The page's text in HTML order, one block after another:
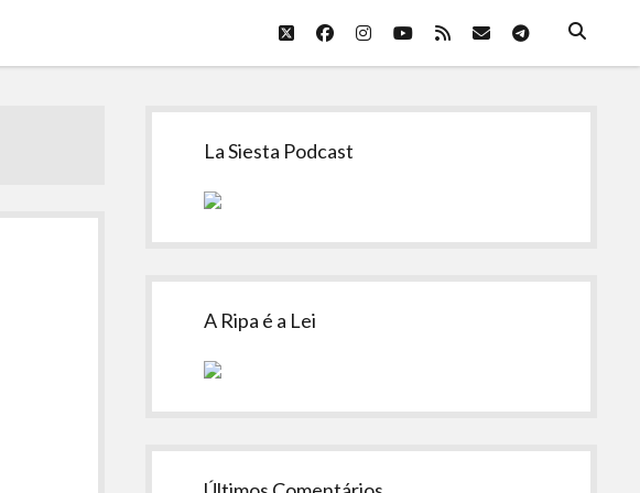
twitterfacebookinstagram
youtube
rss emailtelegram
Sidebar
La Siesta Podcast
A Ripa é a Lei